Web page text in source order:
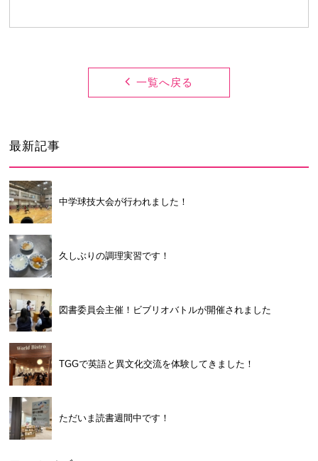
一覧へ戻る
最新記事
中学球技大会が行われました！
久しぶりの調理実習です！
図書委員会主催！ビブリオバトルが開催されました
TGGで英語と異文化交流を体験してきました！
ただいま読書週間中です！